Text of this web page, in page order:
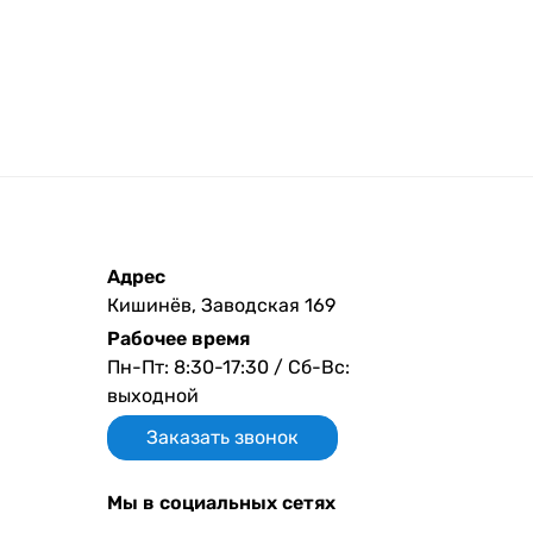
Адрес
Кишинёв, Заводская 169
Рабочее время
Пн-Пт: 8:30-17:30 / Сб-Вс:
выходной
Заказать звонок
Мы в социальных сетях